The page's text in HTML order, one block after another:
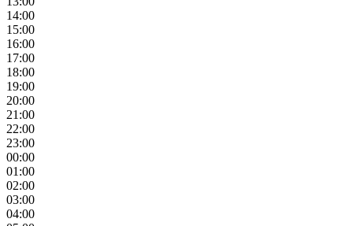
14:00
15:00
16:00
17:00
18:00
19:00
20:00
21:00
22:00
23:00
00:00
01:00
02:00
03:00
04:00